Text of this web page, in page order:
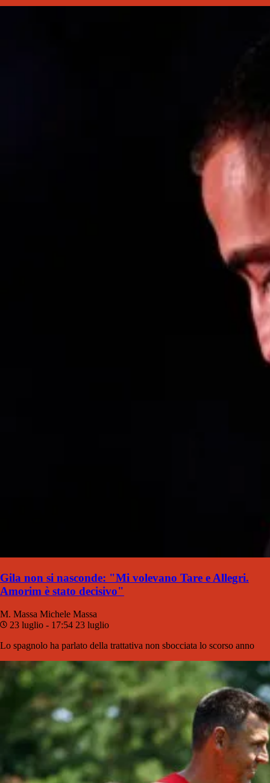
Gila non si nasconde: "Mi volevano Tare e Allegri.
Amorim è stato decisivo"
M. Massa Michele Massa
23 luglio - 17:54 23 luglio
Lo spagnolo ha parlato della trattativa non sbocciata lo scorso anno